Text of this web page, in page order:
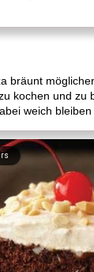
bräunt
kochen und
weich